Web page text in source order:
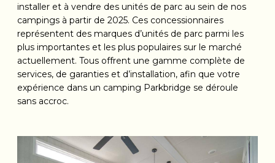
installer et à vendre des unités de parc au sein de nos
campings à partir de 2025. Ces concessionnaires
représentent des marques d’unités de parc parmi les
plus importantes et les plus populaires sur le marché
actuellement. Tous offrent une gamme complète de
services, de garanties et d’installation, afin que votre
expérience dans un camping Parkbridge se déroule
sans accroc.